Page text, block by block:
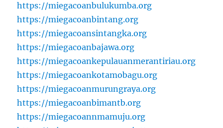
https://miegacoanbulukumba.org
https://miegacoanbintang.org
https://miegacoansintangka.org
https://miegacoanbajawa.org
https://miegacoankepulauanmerantiriau.org
https://miegacoankotamobagu.org
https://miegacoanmurungraya.org
https://miegacoanbimantb.org
https://miegacoannmamuju.org